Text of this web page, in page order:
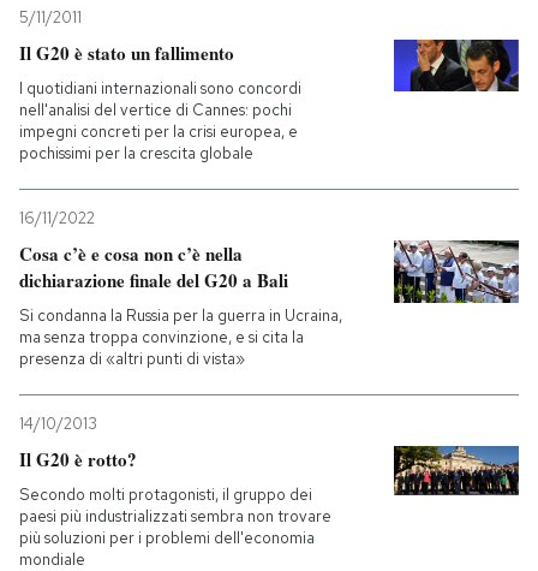
I MIEI PREFERITI
SHOP
AREA PERSONALE
Entra
5/11/2011
Il G20 è stato un fallimento
I quotidiani internazionali sono concordi
nell'analisi del vertice di Cannes: pochi
impegni concreti per la crisi europea, e
pochissimi per la crescita globale
16/11/2022
Cosa c’è e cosa non c’è nella
dichiarazione finale del G20 a Bali
Si condanna la Russia per la guerra in Ucraina,
ma senza troppa convinzione, e si cita la
presenza di «altri punti di vista»
14/10/2013
Il G20 è rotto?
Secondo molti protagonisti, il gruppo dei
paesi più industrializzati sembra non trovare
più soluzioni per i problemi dell'economia
mondiale